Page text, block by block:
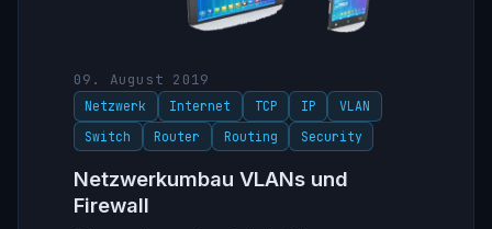
09. August 2019
Netzwerk Internet TCP IP
VLAN
Switch
Router Routing Security
Netzwerkumbau VLANs und
Firewall